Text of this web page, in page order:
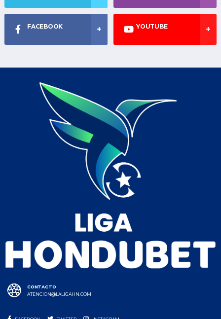
FACEBOOK YOUTUBE
CONTACTO
ATENCION@LALIGAHN.COM